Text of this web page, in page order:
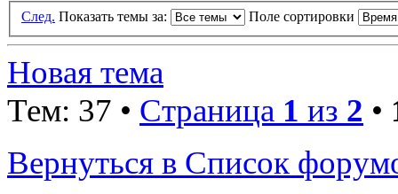
След. Показать темы за: Поле сортировки
Новая тема
Тем: 37 • Страница 1 из 2 •
Вернуться в Список